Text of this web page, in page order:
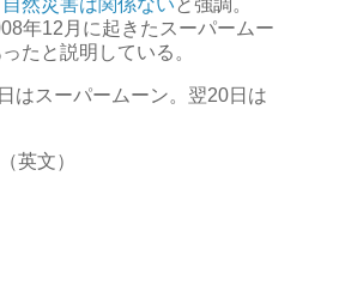
年12月に起きたスーパームー
たと説明している。
はスーパームーン。翌20日は
（英文）